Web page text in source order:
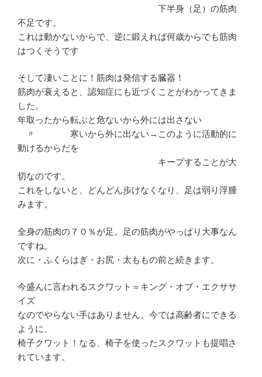
下半身（足）の筋肉
不足です。
これは動かないからで、逆に鍛えれば何歳からでも筋肉
はつくそうです
そして凄いことに！筋肉は発信する臓器！
筋肉が衰えると、認知症にも近づくことがわかってきま
した。
年取ったから転ぶと危ないから外には出さない
〃 寒いから外に出ない→このように活動的に
動けるからだを
キープすることが大
切なのです。
これをしないと、どんどん歩けなくなり、足は弱り浮腫
みます。
全身の筋肉の７０％が足。足の筋肉がやっぱり大事なん
ですね。
次に・ふくらはぎ・お尻・太ももの前と続きます。
今盛んに言われるスクワット＝キング・オブ・エクササ
イズ
なのでやらない手はありません。今では高齢者にできる
ように、
椅子クワット！なる、椅子を使ったスクワットも提唱さ
れています。